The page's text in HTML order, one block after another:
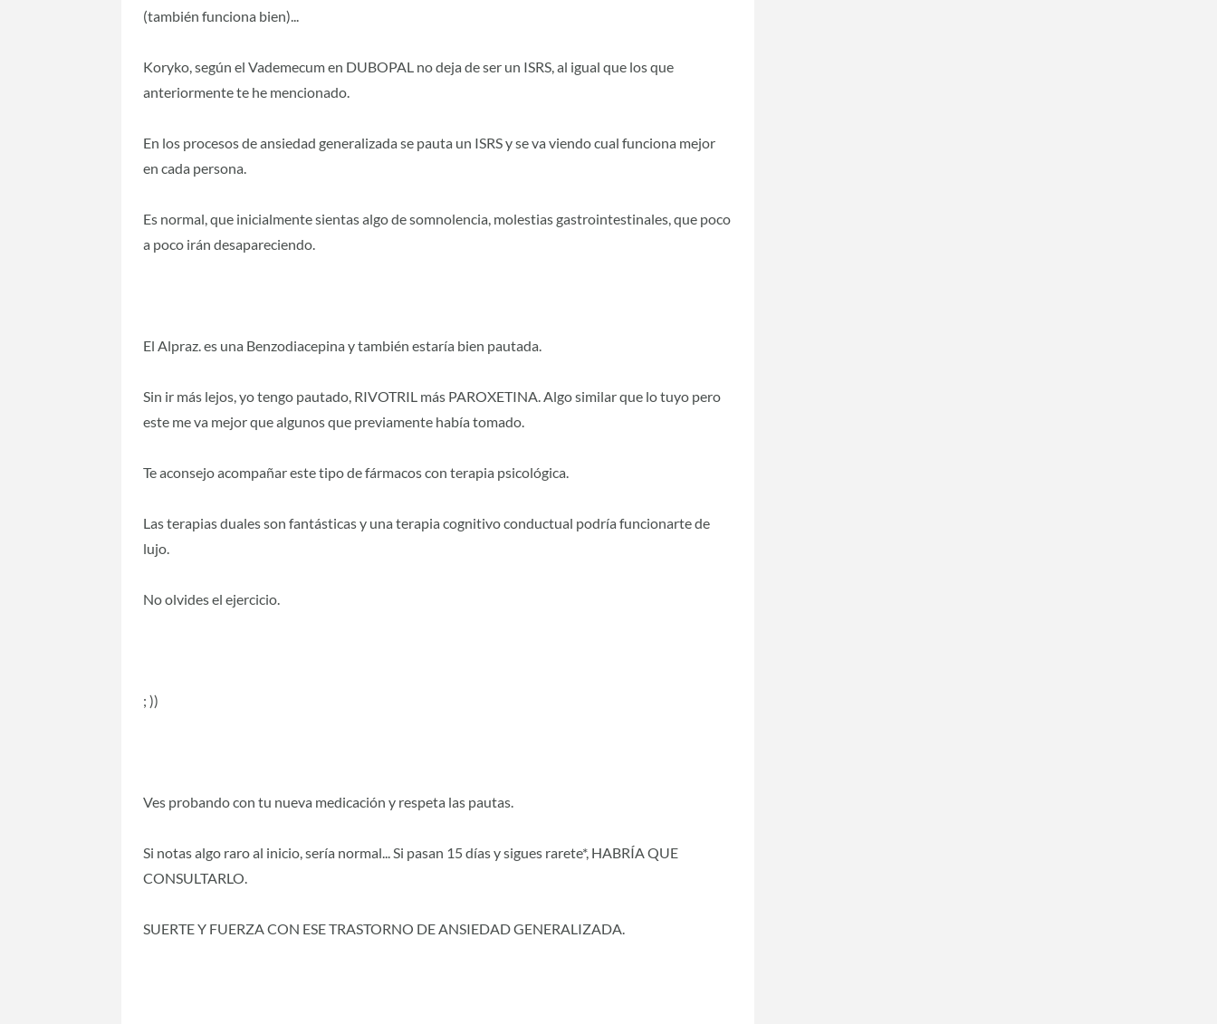
(también funciona bien)...
Koryko, según el Vademecum en DUBOPAL no deja de ser un ISRS, al igual que los que
anteriormente te he mencionado.
En los procesos de ansiedad generalizada se pauta un ISRS y se va viendo cual funciona mejor
en cada persona.
Es normal, que inicialmente sientas algo de somnolencia, molestias gastrointestinales, que poco
a poco irán desapareciendo.
El Alpraz. es una Benzodiacepina y también estaría bien pautada.
Sin ir más lejos, yo tengo pautado, RIVOTRIL más PAROXETINA. Algo similar que lo tuyo pero
este me va mejor que algunos que previamente había tomado.
Te aconsejo acompañar este tipo de fármacos con terapia psicológica.
Las terapias duales son fantásticas y una terapia cognitivo conductual podría funcionarte de
lujo.
No olvides el ejercicio.
; ))
Ves probando con tu nueva medicación y respeta las pautas.
Si notas algo raro al inicio, sería normal... Si pasan 15 días y sigues rarete*, HABRÍA QUE
CONSULTARLO.
SUERTE Y FUERZA CON ESE TRASTORNO DE ANSIEDAD GENERALIZADA.